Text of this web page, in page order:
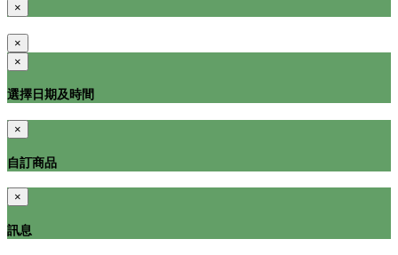
×
×
×
選擇日期及時間
×
自訂商品
×
訊息